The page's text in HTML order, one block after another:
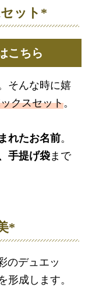
ット*
こちら
そんな時に嬉
クスセット。
れたお名前。
手提げ袋まで
*
のデュエッ
形成します。